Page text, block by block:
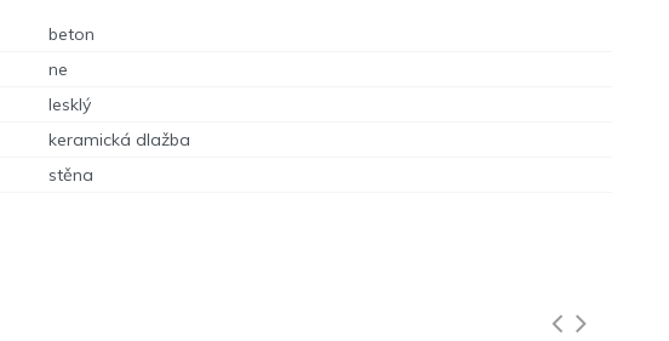
beton
ne
lesklý
keramická dlažba
stěna